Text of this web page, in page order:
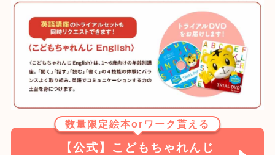
数量限定絵本orワーク貰える
【公式】こどもちゃれんじ